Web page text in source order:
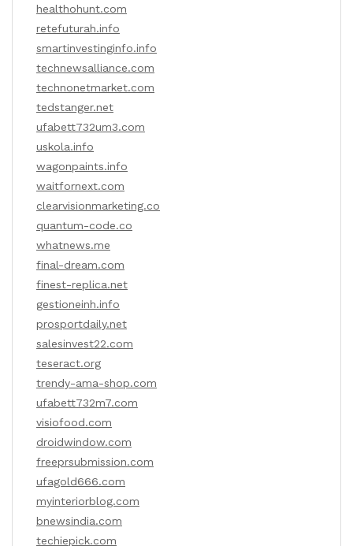
healthohunt.com
retefuturah.info
smartinvestinginfo.info
technewsalliance.com
technonetmarket.com
tedstanger.net
ufabett732um3.com
uskola.info
wagonpaints.info
waitfornext.com
clearvisionmarketing.co
quantum-code.co
whatnews.me
final-dream.com
finest-replica.net
gestioneinh.info
prosportdaily.net
salesinvest22.com
teseract.org
trendy-ama-shop.com
ufabett732m7.com
visiofood.com
droidwindow.com
freeprsubmission.com
ufagold666.com
myinteriorblog.com
bnewsindia.com
techiepick.com